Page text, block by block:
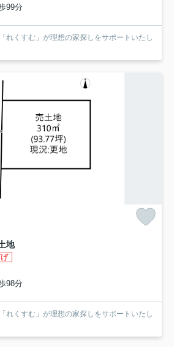
99分
れくすむ」が理想の家探しをサポートいたし
地
98分
れくすむ」が理想の家探しをサポートいたし